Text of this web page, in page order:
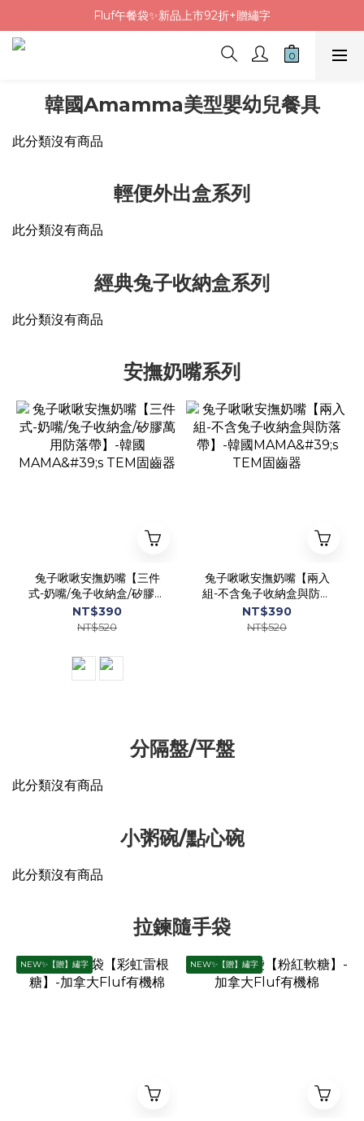
Fluf午餐袋✨新品上市92折+贈繡字
Fluf午餐袋✨新品上市92折+贈繡字
三色碗組上市🍚贈中英文姓名&【水果】雷雕
Fluf午餐袋✨新品上市92折+贈繡字
韓國Amamma美型嬰幼兒餐具
此分類沒有商品
輕便外出盒系列
此分類沒有商品
經典兔子收納盒系列
此分類沒有商品
安撫奶嘴系列
兔子啾啾安撫奶嘴【三件
式-奶嘴/兔子收納盒/矽膠萬
用防落帶】-韓國MAMA's
TEM固齒器
NT$390
NT$520
兔子啾啾安撫奶嘴【兩入
組-不含兔子收納盒與防落
帶】-韓國MAMA's TEM固
齒器
NT$390
NT$520
分隔盤/平盤
此分類沒有商品
小粥碗/點心碗
此分類沒有商品
拉鍊隨手袋
NEW✨【贈】繡字 NEW✨【贈】繡字